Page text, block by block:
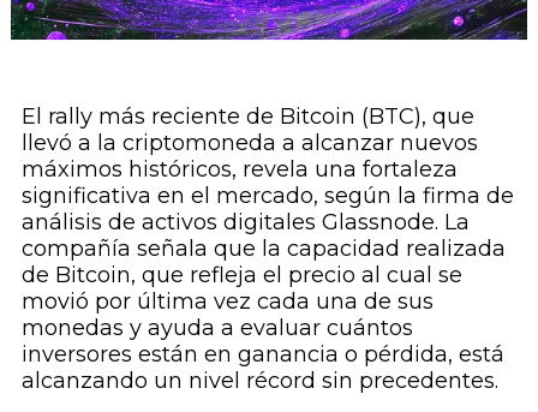
El rally más reciente de Bitcoin (BTC), que
llevó a la criptomoneda a alcanzar nuevos
máximos históricos, revela una fortaleza
significativa en el mercado, según la firma de
análisis de activos digitales Glassnode. La
compañía señala que la capacidad realizada
de Bitcoin, que refleja el precio al cual se
movió por última vez cada una de sus
monedas y ayuda a evaluar cuántos
inversores están en ganancia o pérdida, está
alcanzando un nivel récord sin precedentes.